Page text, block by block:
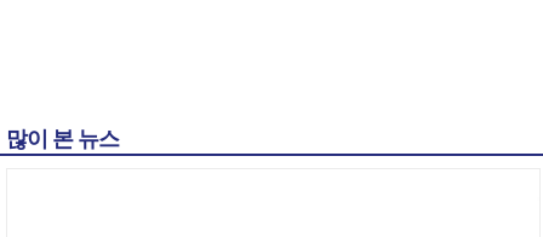
많이 본 뉴스